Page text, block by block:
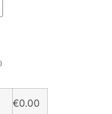
)
€0.00